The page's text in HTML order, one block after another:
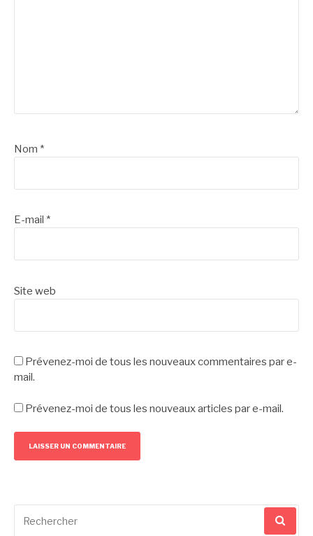
Nom *
E-mail *
Site web
Prévenez-moi de tous les nouveaux commentaires par e-
mail.
Prévenez-moi de tous les nouveaux articles par e-mail.
pour